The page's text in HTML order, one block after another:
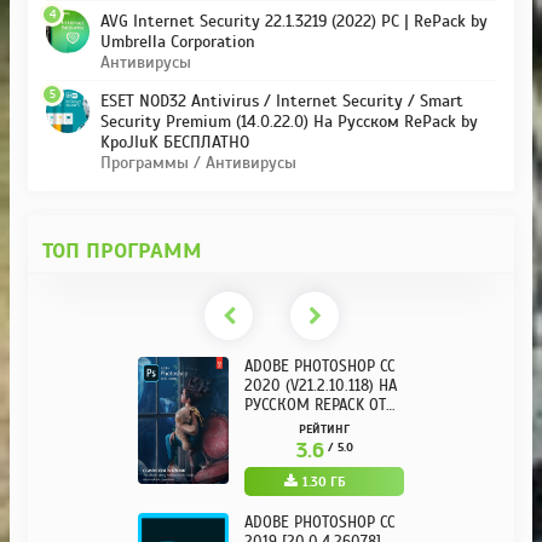
AVG Internet Security 22.1.3219 (2022) PC | RePack by
Umbrella Corporation
Антивирусы
4
ESET NOD32 Antivirus / Internet Security / Smart
Security Premium (14.0.22.0) На Русском RePack by
KpoJIuK БЕСПЛАТНО
Программы / Антивирусы
5
ТОП ПРОГРАММ
ADOBE PHOTOSHOP CC
2020 (V21.2.10.118) НА
РУССКОМ REPACK ОТ
KPOJIUKРЕЙТИНГ
3.6/ 5.0
1.30 ГБ
ADOBE PHOTOSHOP CC